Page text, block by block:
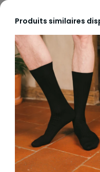
Produits similaires